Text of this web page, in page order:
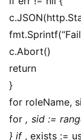
常
用
接
c.Abort()
return
}
for roleName,
for , sid :=
} if , exists :=